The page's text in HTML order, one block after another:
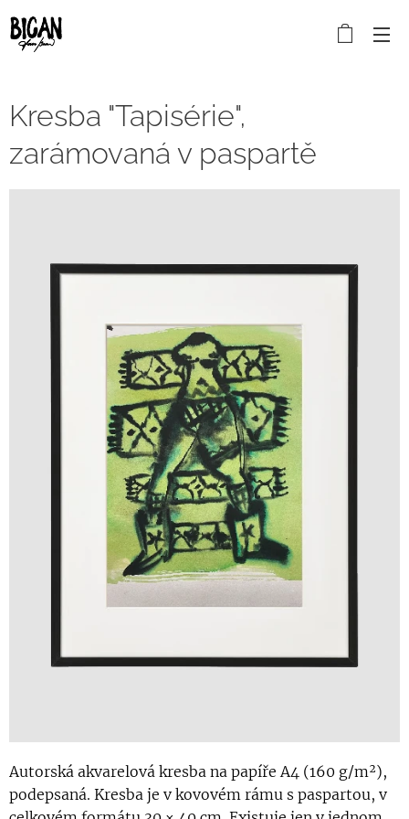
Kresba "Tapisérie",
zarámovaná v paspartě
Autorská akvarelová kresba na papíře A4 (160 g/m²),
podepsaná. Kresba je v kovovém rámu s paspartou, v